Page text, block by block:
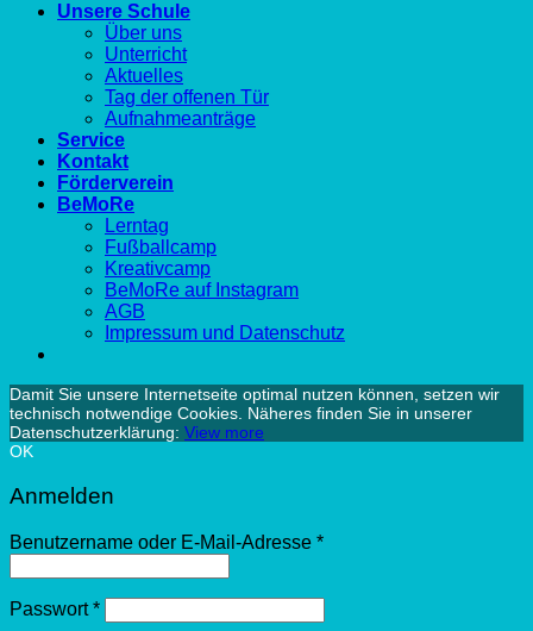
Unsere Schule
Über uns
Unterricht
Aktuelles
Tag der offenen Tür
Aufnahmeanträge
Service
Kontakt
Förderverein
BeMoRe
Lerntag
Fußballcamp
Kreativcamp
BeMoRe auf Instagram
AGB
Impressum und Datenschutz
Damit Sie unsere Internetseite optimal nutzen können, setzen wir
technisch notwendige Cookies. Näheres finden Sie in unserer
Datenschutzerklärung: View more
OK
Anmelden
Benutzername oder E-Mail-Adresse *
Passwort*